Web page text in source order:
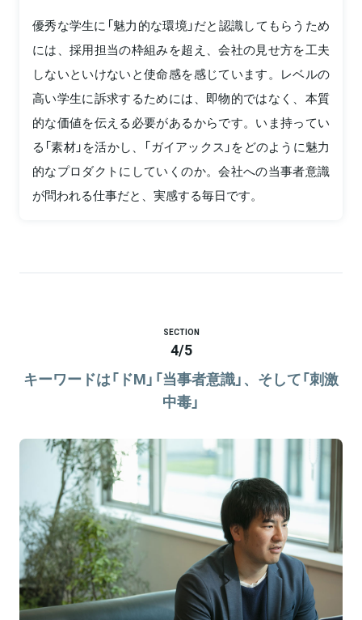
優秀な学生に「魅力的な環境」だと認識してもらうため
には、採用担当の枠組みを超え、会社の見せ方を工夫
しないといけないと使命感を感じています。レベルの
高い学生に訴求するためには、即物的ではなく、本質
的な価値を伝える必要があるからです。いま持ってい
る「素材」を活かし、「ガイアックス」をどのように魅力
的なプロダクトにしていくのか。会社への当事者意識
が問われる仕事だと、実感する毎日です。
SECTION
4/5
キーワードは「ドM」「当事者意識」、そして「刺激
中毒」